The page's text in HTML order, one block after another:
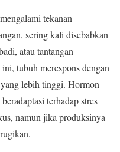
tekanan
sering kali disebabkan
atau tantangan
tubuh merespons dengan
lebih tinggi. Hormon
terhadap stres
namun jika produksinya